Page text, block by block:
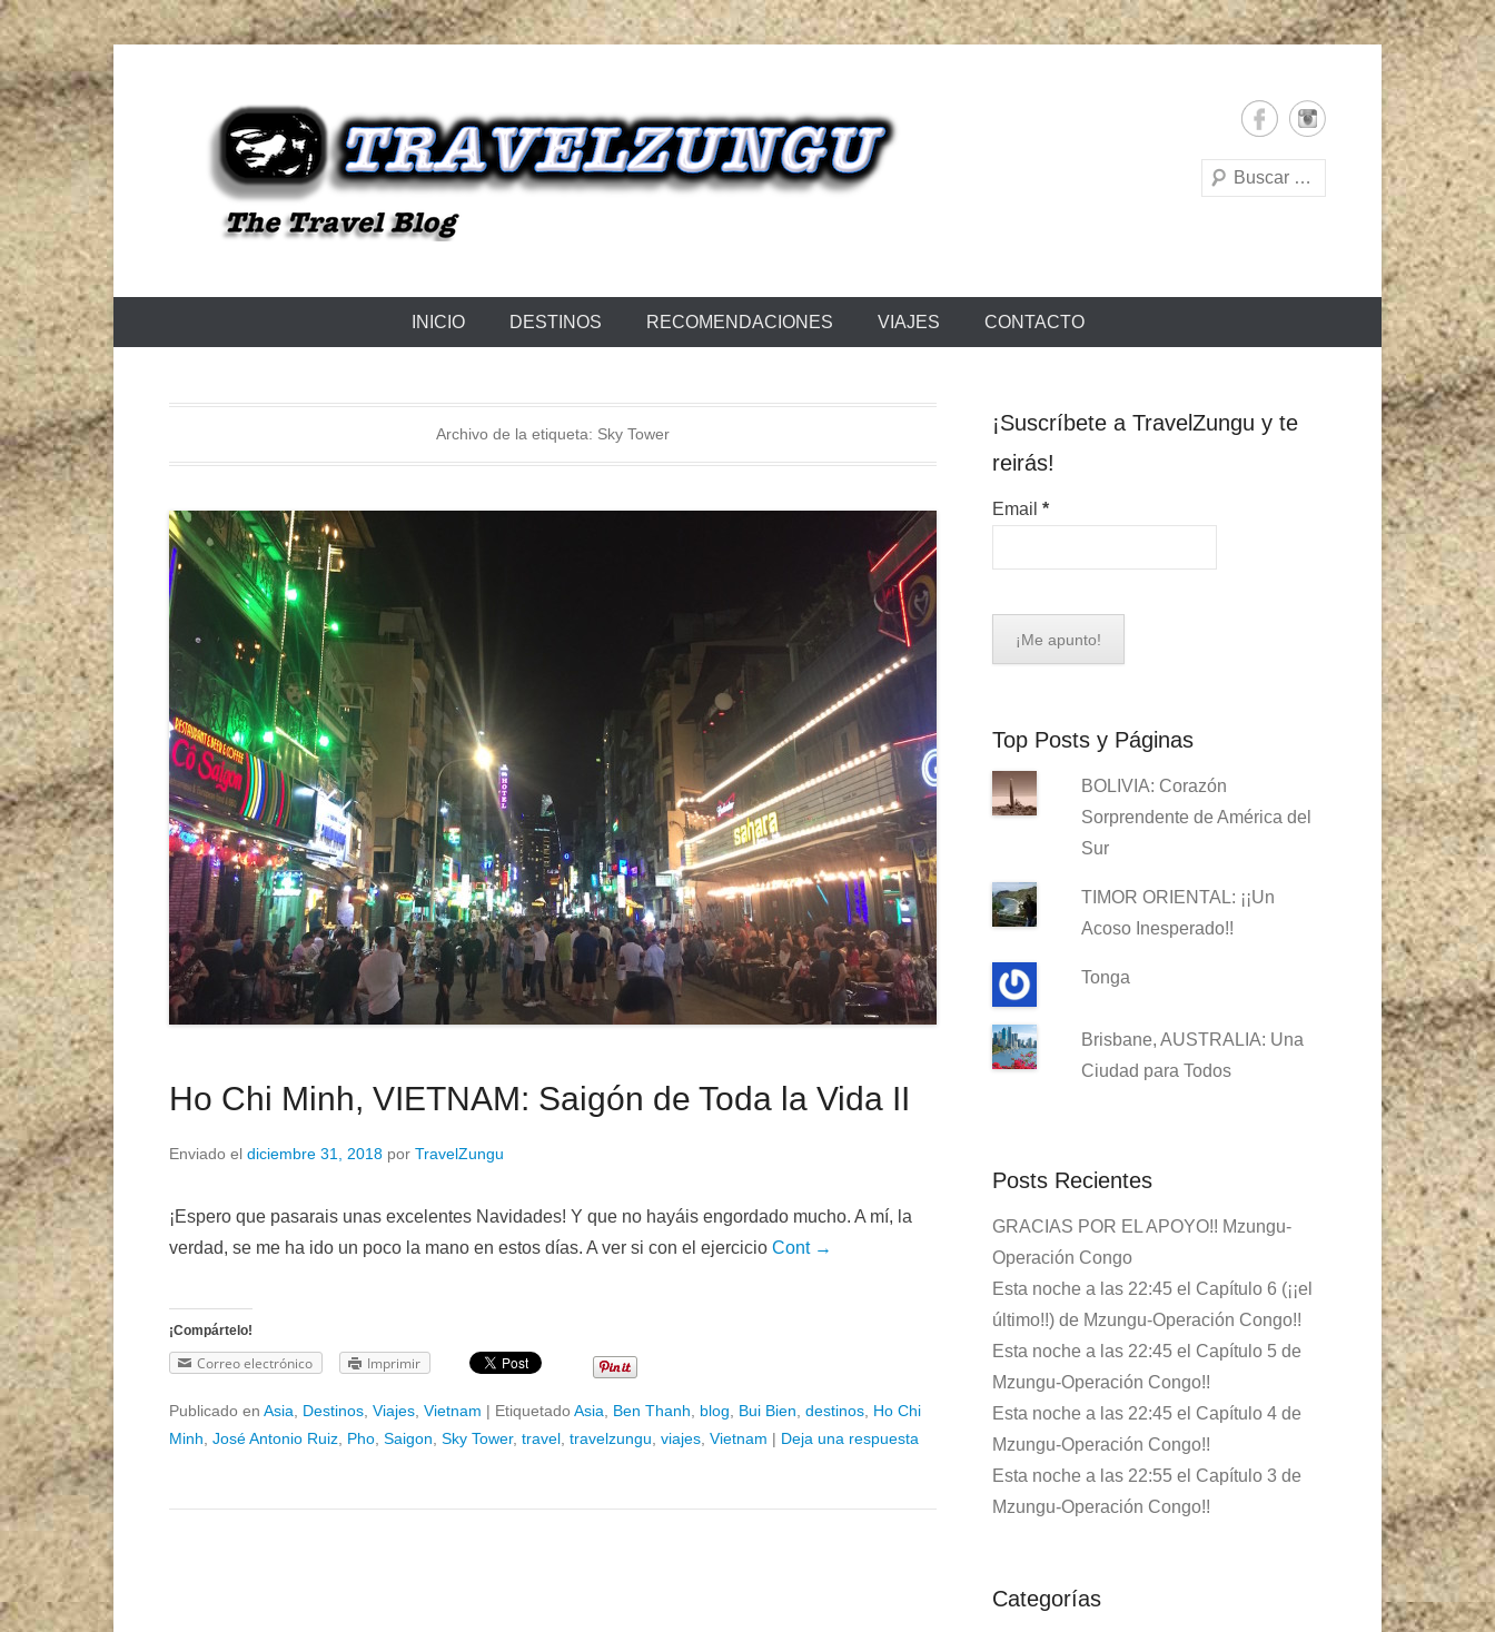
TRAVELZUNGU
Buscar
INICIO DESTINOS RECOMENDACIONES VIAJES CONTACTO
Archivo de la etiqueta: Sky Tower
Ho Chi Minh, VIETNAM: Saigón de Toda la Vida II
Enviado el diciembre 31, 2018 por TravelZungu
¡Espero que pasarais unas excelentes Navidades! Y que no hayáis engordado mucho. A mí, la
verdad, se me ha ido un poco la mano en estos días. A ver si con el ejercicio Cont →
¡Compártelo!
Correo electrónico Imprimir
Publicado en Asia Destinos Viajes Vietnam | Etiquetado Asia Ben Thanh blog Bui Bien destinos Ho Chi
Minh José Antonio Ruiz Pho Saigon Sky Tower, travel travelzungu viajes Vietnam | Deja una respuesta
¡Suscríbete a TravelZungu y te
reirás!
Email *
Top Posts y Páginas
BOLIVIA: Corazón
Sorprendente de América del
Sur
TIMOR ORIENTAL: ¡¡Un
Acoso Inesperado!!
Tonga
Brisbane, AUSTRALIA: Una
Ciudad para Todos
Posts Recientes
GRACIAS POR EL APOYO!! Mzungu-
Operación Congo
Esta noche a las 22:45 el Capítulo 6 (¡¡el
último!!) de Mzungu-Operación Congo!!
Esta noche a las 22:45 el Capítulo 5 de
Mzungu-Operación Congo!!
Esta noche a las 22:45 el Capítulo 4 de
Mzungu-Operación Congo!!
Esta noche a las 22:55 el Capítulo 3 de
Mzungu-Operación Congo!!
Categorías